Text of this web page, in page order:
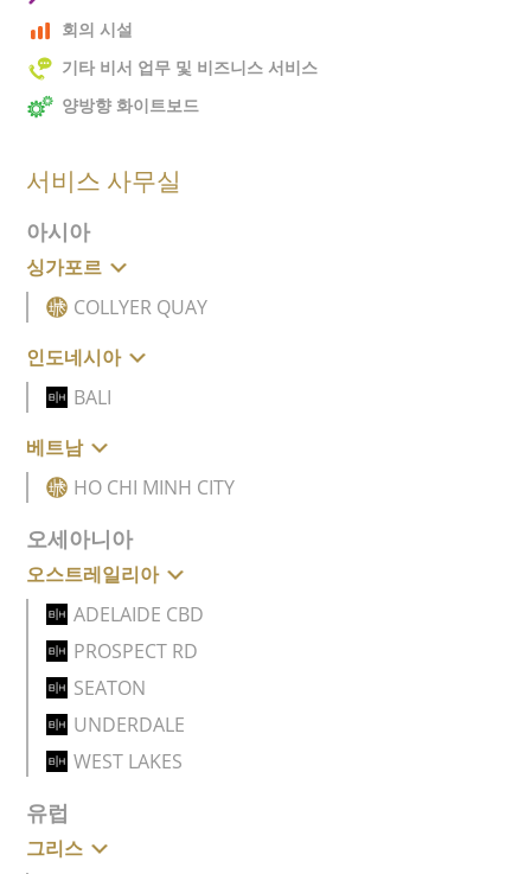
회의 시설
기타 비서 업무 및 비즈니스 서비스
양방향 화이트보드
서비스 사무실
아시아
싱가포르
COLLYER QUAY
인도네시아
BALI
베트남
HO CHI MINH CITY
오세아니아
오스트레일리아
ADELAIDE CBD
PROSPECT RD
SEATON
UNDERDALE
WEST LAKES
유럽
그리스